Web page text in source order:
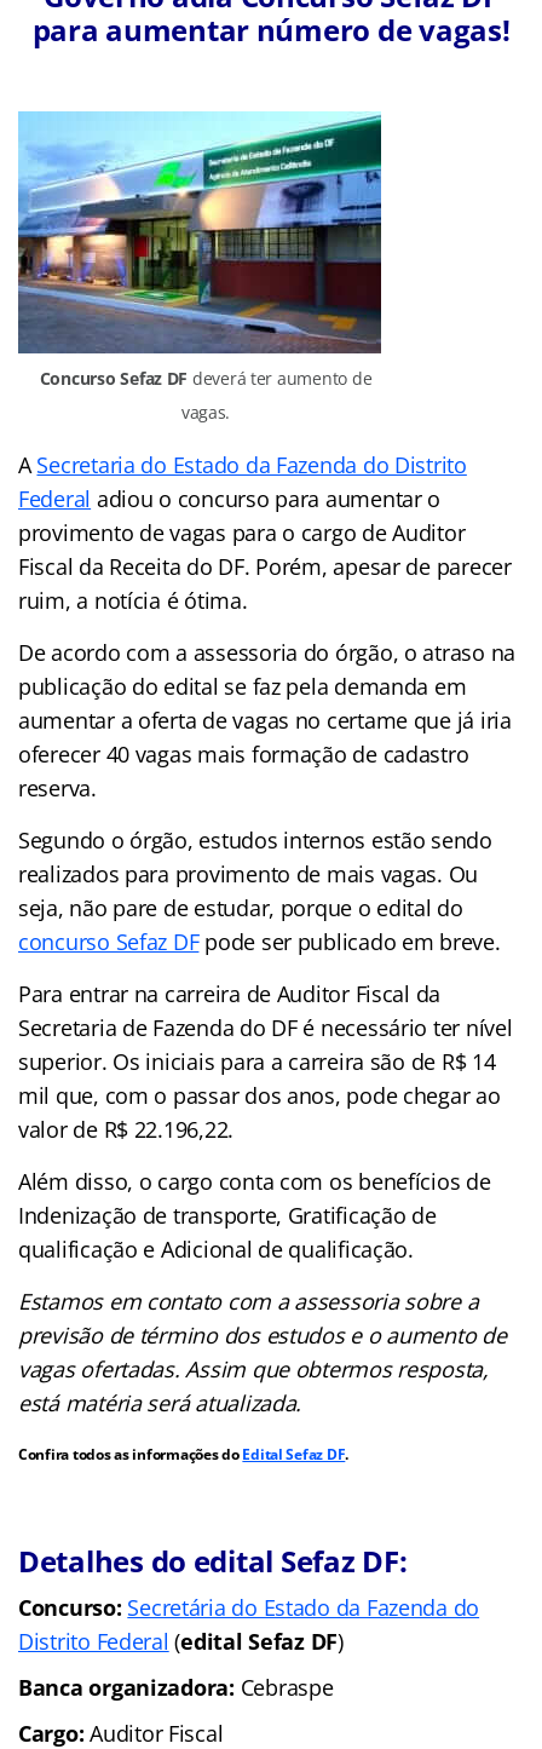
para aumentar número de vagas!
Concurso Sefaz DF deverá ter aumento de
vagas.
ASecretaria do Estado da Fazenda do Distrito
Federal adiou o concurso para aumentar o
provimento de vagas para o cargo de Auditor
Fiscal da Receita do DF. Porém, apesar de parecer
ruim, a notícia é ótima.
De acordo com a assessoria do órgão, o atraso na
publicação do edital se faz pela demanda em
aumentar a oferta de vagas no certame que já iria
oferecer 40 vagas mais formação de cadastro
reserva.
Segundo o órgão, estudos internos estão sendo
realizados para provimento de mais vagas. Ou
seja, não pare de estudar, porque o edital do
concurso Sefaz DFpode ser publicado em breve.
Para entrar na carreira de Auditor Fiscal da
Secretaria de Fazenda do DF é necessário ter nível
superior. Os iniciais para a carreira são de R$ 14
mil que, com o passar dos anos, pode chegar ao
valor de R$ 22.196,22.
Além disso, o cargo conta com os benefícios de
Indenização de transporte, Gratificação de
qualificação e Adicional de qualificação.
Estamos em contato com a assessoria sobre a
previsão de término dos estudos e o aumento de
vagas ofertadas. Assim que obtermos resposta,
está matéria será atualizada.
Confira todos as informações doEdital Sefaz DF.
Detalhes do edital Sefaz DF:
Concurso: Secretária do Estado da Fazenda do
Distrito Federal (edital Sefaz DF)
Banca organizadora: Cebraspe
Cargo: Auditor Fiscal